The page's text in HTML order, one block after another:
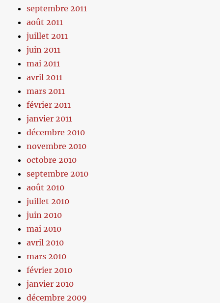
septembre 2011
août 2011
juillet 2011
juin 2011
mai 2011
avril 2011
mars 2011
février 2011
janvier 2011
décembre 2010
novembre 2010
octobre 2010
septembre 2010
août 2010
juillet 2010
juin 2010
mai 2010
avril 2010
mars 2010
février 2010
janvier 2010
décembre 2009